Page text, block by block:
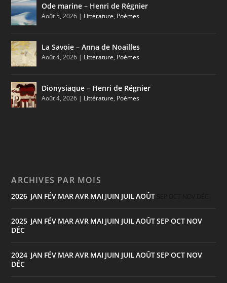
Ode marine – Henri de Régnier
Août 5, 2026 | Littérature, Poèmes
La Savoie – Anna de Noailles
Août 4, 2026 | Littérature, Poèmes
Dionysiaque – Henri de Régnier
Août 4, 2026 | Littérature, Poèmes
ARCHIVES PAR MOIS
2026 JAN FÉV MARAVR MAI JUIN JUILAOÛT
2025 JAN FÉV MARAVR MAI JUIN JUILAOÛTSEP OCT NOV
DÉC
2024 JAN FÉV MARAVR MAI JUIN JUILAOÛTSEP OCT NOV
DÉC